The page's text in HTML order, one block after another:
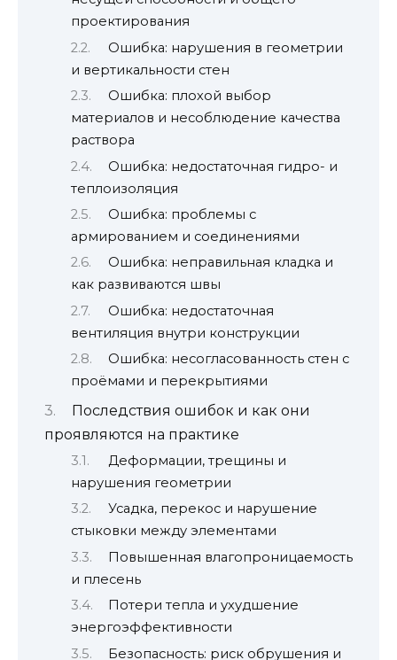
проектирования
Ошибка: нарушения в геометрии
и вертикальности стен
Ошибка: плохой выбор
материалов и несоблюдение качества
раствора
Ошибка: недостаточная гидро- и
теплоизоляция
Ошибка: проблемы с
армированием и соединениями
Ошибка: неправильная кладка и
как развиваются швы
Ошибка: недостаточная
вентиляция внутри конструкции
Ошибка: несогласованность стен с
проёмами и перекрытиями
Последствия ошибок и как они
проявляются на практике
Деформации, трещины и
нарушения геометрии
Усадка, перекос и нарушение
стыковки между элементами
Повышенная влагопроницаемость
и плесень
Потери тепла и ухудшение
энергоэффективности
Безопасность: риск обрушения и